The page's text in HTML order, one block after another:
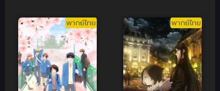
พากย์ไทย พากย์ไทย